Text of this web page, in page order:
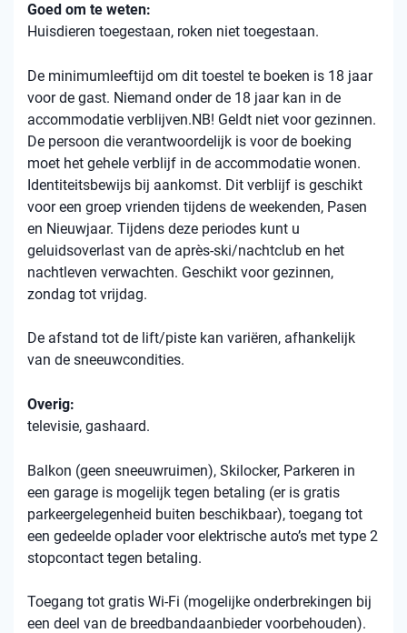
Goed om te weten:
Huisdieren toegestaan, roken niet toegestaan.
De minimumleeftijd om dit toestel te boeken is 18 jaar
voor de gast. Niemand onder de 18 jaar kan in de
accommodatie verblijven.NB! Geldt niet voor gezinnen.
De persoon die verantwoordelijk is voor de boeking
moet het gehele verblijf in de accommodatie wonen.
Identiteitsbewijs bij aankomst. Dit verblijf is geschikt
voor een groep vrienden tijdens de weekenden, Pasen
en Nieuwjaar. Tijdens deze periodes kunt u
geluidsoverlast van de après-ski/nachtclub en het
nachtleven verwachten. Geschikt voor gezinnen,
zondag tot vrijdag.
De afstand tot de lift/piste kan variëren, afhankelijk
van de sneeuwcondities.
Overig:
televisie, gashaard.
Balkon (geen sneeuwruimen), Skilocker, Parkeren in
een garage is mogelijk tegen betaling (er is gratis
parkeergelegenheid buiten beschikbaar), toegang tot
een gedeelde oplader voor elektrische auto’s met type 2
stopcontact tegen betaling.
Toegang tot gratis Wi-Fi (mogelijke onderbrekingen bij
een deel van de breedbandaanbieder voorbehouden).